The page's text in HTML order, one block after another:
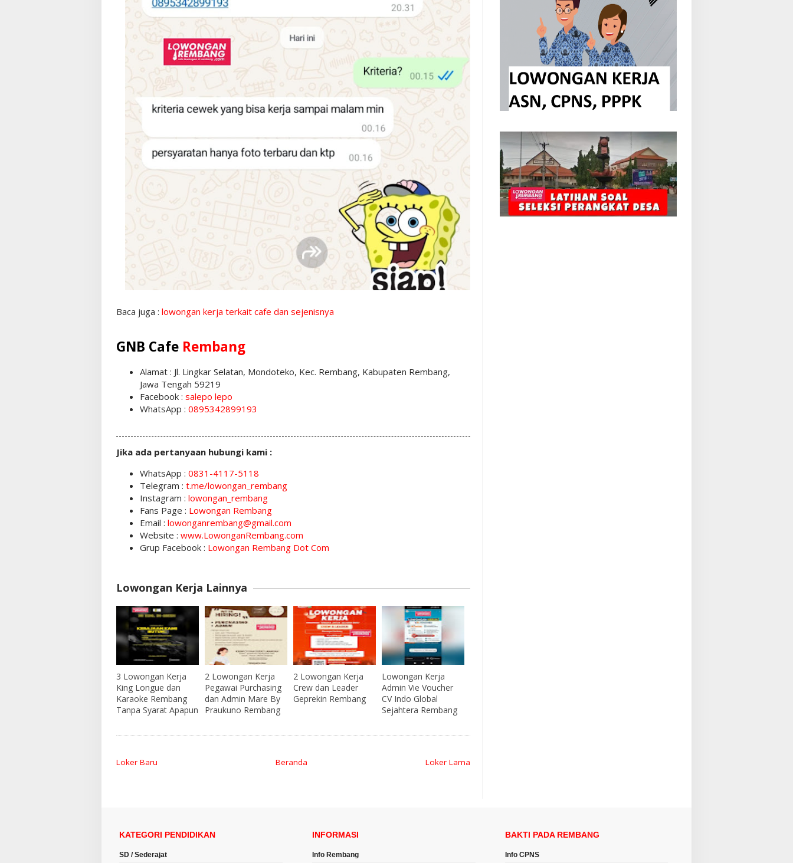
Baca juga : lowongan kerja terkait cafe dan sejenisnya
GNB Cafe Rembang
Alamat : Jl. Lingkar Selatan, Mondoteko, Kec. Rembang, Kabupaten Rembang,
Jawa Tengah 59219
Facebook : salepo lepo
WhatsApp : 0895342899193
Jika ada pertanyaan hubungi kami :
WhatsApp : 0831-4117-5118
Telegram : t.me/lowongan_rembang
Instagram : lowongan_rembang
Fans Page : Lowongan Rembang
Email : lowonganrembang@gmail.com
Website : www.LowonganRembang.com
Grup Facebook : Lowongan Rembang Dot Com
Lowongan Kerja Lainnya
3 Lowongan Kerja
King Longue dan
Karaoke Rembang
Tanpa Syarat Apapun
2 Lowongan Kerja
Pegawai Purchasing
dan Admin Mare By
Praukuno Rembang
2 Lowongan Kerja
Crew dan Leader
Geprekin Rembang
Lowongan Kerja
Admin Vie Voucher
CV Indo Global
Sejahtera Rembang
Loker Baru Loker Lama
Beranda
KATEGORI PENDIDIKAN
SD / Sederajat
INFORMASI
Info Rembang
BAKTI PADA REMBANG
Info CPNS